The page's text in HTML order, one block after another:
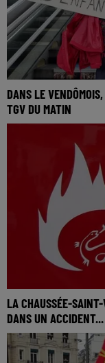
DANS LE
TGV DU MATIN
LA CHAUSSÉE-
DANS UN ACCIDENT...